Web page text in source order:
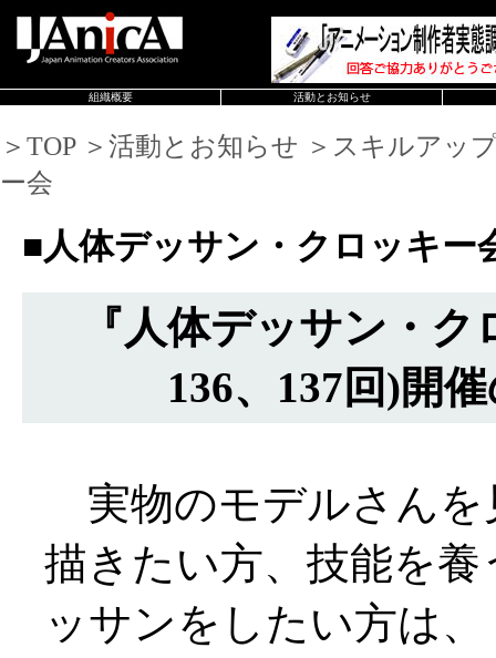
組織概要 活動とお知らせ
＞TOP ＞活動とお知らせ ＞スキルアッ
ー会
■人体デッサン・クロッキー
『人体デッサン・
136、137回)開
実物のモデルさんを
描きたい方、技能を
ッサンをしたい方は